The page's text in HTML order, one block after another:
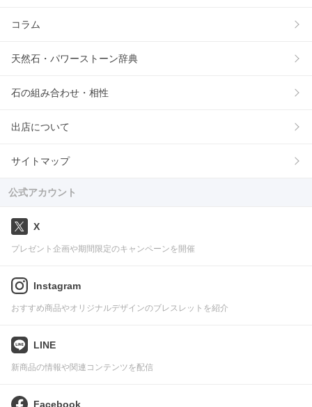
コラム
天然石・パワーストーン辞典
石の組み合わせ・相性
出店について
サイトマップ
公式アカウント
X
プレゼント企画や期間限定のキャンペーンを開催
Instagram
おすすめ商品やオリジナルデザインのブレスレットを紹介
LINE
新商品の情報や関連コンテンツを配信
Facebook